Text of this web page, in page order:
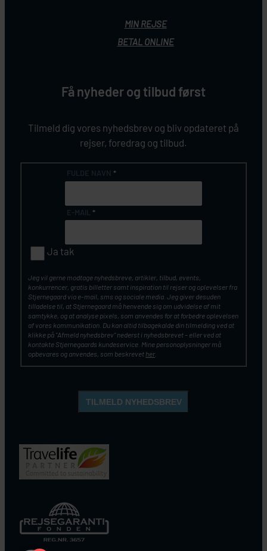
MIN REJSE
BETAL ONLINE
Få nyheder og tilbud først
Tilmeld dig vores nyhedsbrev og bliv opdateret på
rejser, foredrag og tilbud.
*
*
Ja tak
Jeg vil gerne modtage nyhedsbreve, artikler, tilbud, events,
konkurrencer, gratis billetter samt inspiration til rejser og oplevelser fra
Stjernegaard via e-mail, sms og sociale media. Jeg giver desuden
tilladelse til, at Stjernegaard må henvende sig om udvidelse af mit
samtykke, og at analyse pixels, som anvendes for at forbedre oplevelsen
af vores kommunikation. Du kan altid tilbagekalde din tilmelding ved at
klikke på ”Afmeld nyhedsbrev” nederst i nyhedsbrevet – eller ved at
kontakte Stjernegaards kundeservice. Mine personoplysninger må
opbevares og anvendes, som beskrevet her